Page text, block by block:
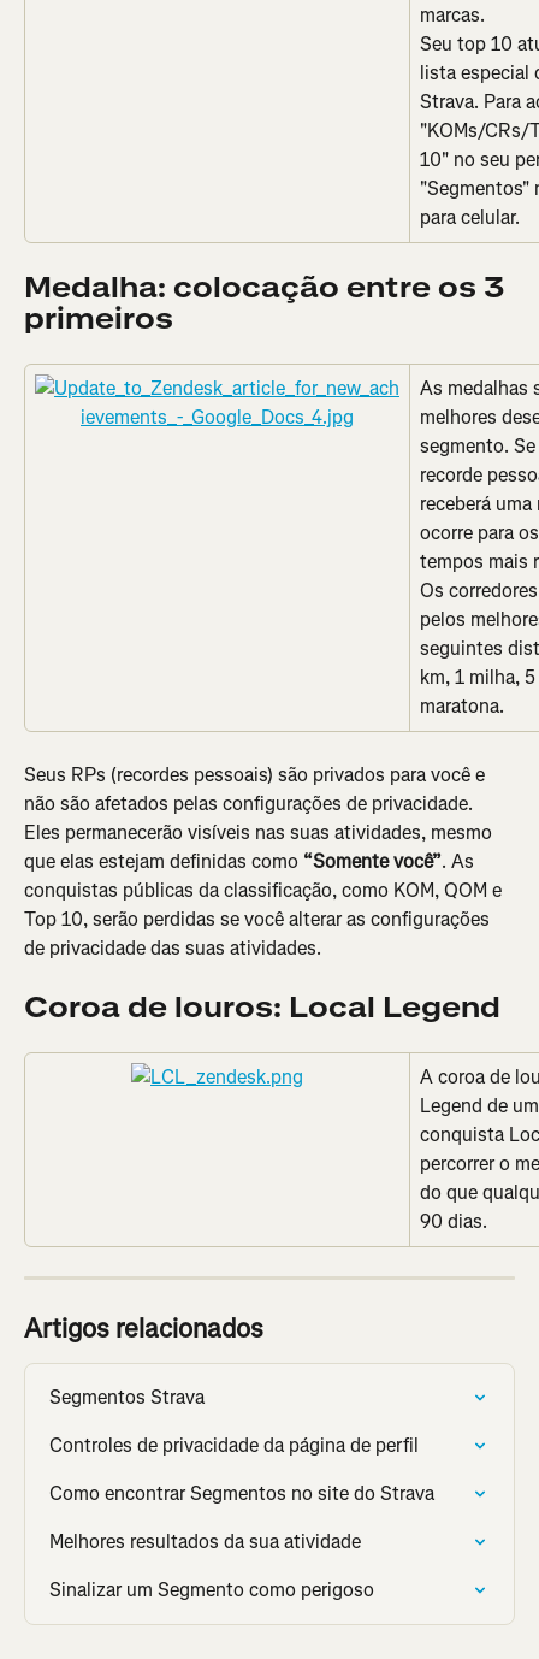
marcas.
Seu top 10
lista especial
Strava. Para
"KOMs/CRs/
10" no seu
para celular.
Medalha: colocação entre os 3
primeiros
As medalhas
melhores
segmento.
recorde
receberá
ocorre para
tempos mais
Os
pelos
seguintes
km, 1 milha,
maratona.
Seus RPs (recordes pessoais) são privados para você e
não são afetados pelas configurações de privacidade.
Eles permanecerão visíveis nas suas atividades, mesmo
que elas estejam definidas como “Somente você”. As
conquistas públicas da classificação, como KOM, QOM e
Top 10, serão perdidas se você alterar as configurações
de privacidade das suas atividades.
Coroa de louros: Local Legend
A coroa de
Legend de
conquista
percorrer o
do que
90 dias.
Artigos relacionados
Segmentos Strava
Controles de privacidade da página de perfil
Como encontrar Segmentos no site do Strava
Melhores resultados da sua atividade
Sinalizar um Segmento como perigoso